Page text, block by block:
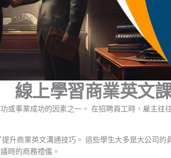
線上學習商業英文
或事業成功的因素之一。 在招聘員工時，雇主
升商業英文溝通技巧。 這些學生大多是大公司
時的商務禮儀。